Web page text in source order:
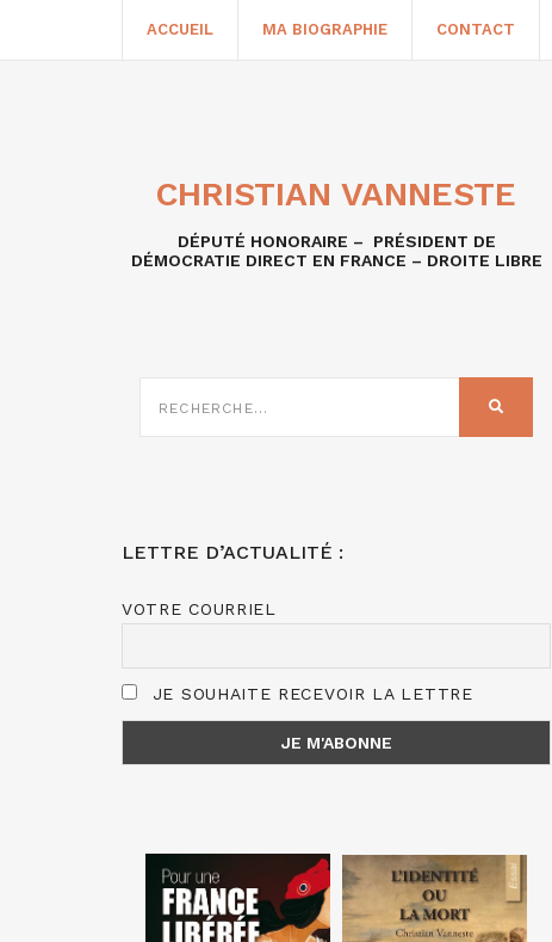
ACCUEIL MA BIOGRAPHIE CONTACT
CHRISTIAN VANNESTE
DÉPUTÉ HONORAIRE – PRÉSIDENT DE
DÉMOCRATIE DIRECT EN FRANCE – DROITE LIBRE
SUR
LETTRE D’ACTUALITÉ :
VOTRE COURRIEL
JE SOUHAITE RECEVOIR LA LETTRE